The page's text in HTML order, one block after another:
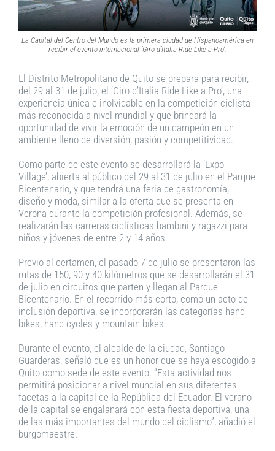
La Capital del Centro del Mundo es la primera ciudad de Hispanoamérica en
recibir el evento internacional ‘Giro d’Italia Ride Like a Pro’.
El Distrito Metropolitano de Quito se prepara para recibir,
del 29 al 31 de julio, el ‘Giro d’Italia Ride Like a Pro’, una
experiencia única e inolvidable en la competición ciclista
más reconocida a nivel mundial y que brindará la
oportunidad de vivir la emoción de un campeón en un
ambiente lleno de diversión, pasión y competitividad.
Como parte de este evento se desarrollará la ‘Expo
Village’, abierta al público del 29 al 31 de julio en el Parque
Bicentenario, y que tendrá una feria de gastronomía,
diseño y moda, similar a la oferta que se presenta en
Verona durante la competición profesional. Además, se
realizarán las carreras ciclísticas bambini y ragazzi para
niños y jóvenes de entre 2 y 14 años.
Previo al certamen, el pasado 7 de julio se presentaron las
rutas de 150, 90 y 40 kilómetros que se desarrollarán el 31
de julio en circuitos que parten y llegan al Parque
Bicentenario. En el recorrido más corto, como un acto de
inclusión deportiva, se incorporarán las categorías hand
bikes, hand cycles y mountain bikes.
Durante el evento, el alcalde de la ciudad, Santiago
Guarderas, señaló que es un honor que se haya escogido a
Quito como sede de este evento. “Esta actividad nos
permitirá posicionar a nivel mundial en sus diferentes
facetas a la capital de la República del Ecuador. El verano
de la capital se engalanará con esta fiesta deportiva, una
de las más importantes del mundo del ciclismo”, añadió el
burgomaestre.